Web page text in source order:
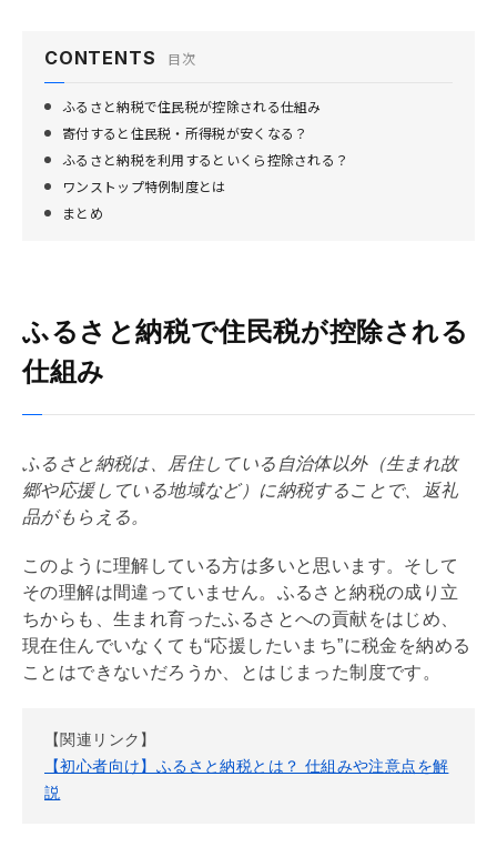
CONTENTS 目次
ふるさと納税で住民税が控除される仕組み
寄付すると住民税・所得税が安くなる？
ふるさと納税を利用するといくら控除される？
ワンストップ特例制度とは
まとめ
ふるさと納税で住民税が控除される
仕組み
ふるさと納税は、居住している自治体以外（生まれ故
郷や応援している地域など）に納税することで、返礼
品がもらえる。
このように理解している方は多いと思います。そして
その理解は間違っていません。ふるさと納税の成り立
ちからも、生まれ育ったふるさとへの貢献をはじめ、
現在住んでいなくても“応援したいまち”に税金を納める
ことはできないだろうか、とはじまった制度です。
【関連リンク】
【初心者向け】ふるさと納税とは？ 仕組みや注意点を解
説